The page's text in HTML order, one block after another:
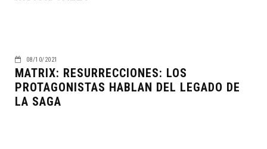
08/10/2021
MATRIX: RESURRECCIONES: LOS
PROTAGONISTAS HABLAN DEL LEGADO DE
LA SAGA